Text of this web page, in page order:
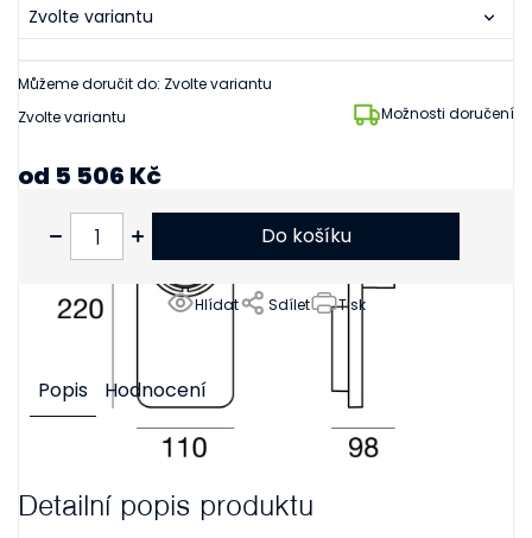
Zvolte variantu Možnosti doručení
Můžeme doručit do: Zvolte variantu
Tisk
Hlídat Sdílet
od 5 506 Kč
Do košíku
Popis Hodnocení
Detailní popis produktu